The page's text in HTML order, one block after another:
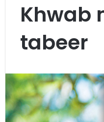
Khwab
tabeer